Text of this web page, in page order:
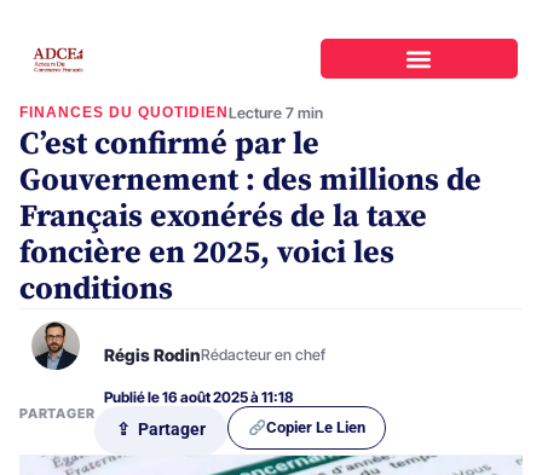
FINANCES DU QUOTIDIENLecture 7 min
C’est confirmé par le
Gouvernement : des millions de
Français exonérés de la taxe
foncière en 2025, voici les
conditions
Régis RodinRédacteur en chef
Publié le 16 août 2025 à 11:18
PARTAGER
⇪ Partager Copier Le Lien